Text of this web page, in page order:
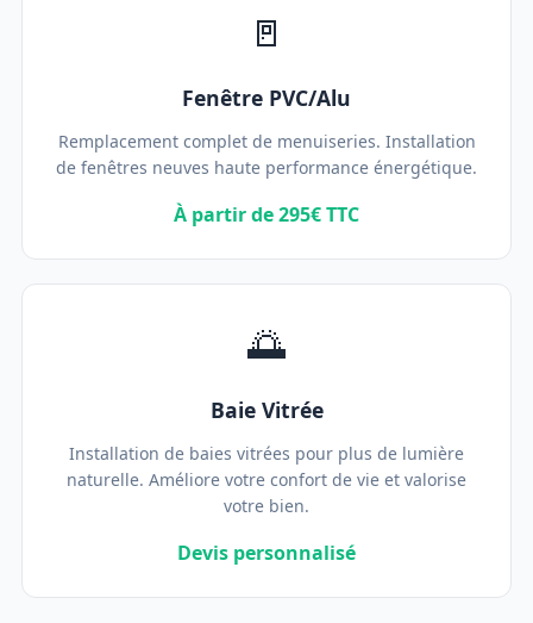
🚪
Fenêtre PVC/Alu
Remplacement complet de menuiseries. Installation
de fenêtres neuves haute performance énergétique.
À partir de 295€ TTC
🌅
Baie Vitrée
Installation de baies vitrées pour plus de lumière
naturelle. Améliore votre confort de vie et valorise
votre bien.
Devis personnalisé